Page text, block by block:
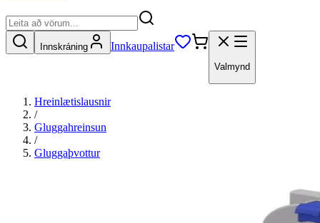
Innskráning Innkaupalistar
Valmynd
Hreinlætislausnir
/
Gluggahreinsun
/
Gluggaþvottur